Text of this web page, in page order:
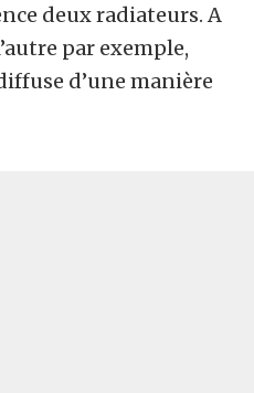
deux radiateurs. A
par exemple,
d’une manière